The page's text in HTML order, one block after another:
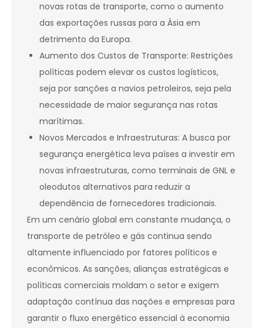
novas rotas de transporte, como o aumento
das exportações russas para a Ásia em
detrimento da Europa.
Aumento dos Custos de Transporte: Restrições
políticas podem elevar os custos logísticos,
seja por sanções a navios petroleiros, seja pela
necessidade de maior segurança nas rotas
marítimas.
Novos Mercados e Infraestruturas: A busca por
segurança energética leva países a investir em
novas infraestruturas, como terminais de GNL e
oleodutos alternativos para reduzir a
dependência de fornecedores tradicionais.
Em um cenário global em constante mudança, o
transporte de petróleo e gás continua sendo
altamente influenciado por fatores políticos e
econômicos. As sanções, alianças estratégicas e
políticas comerciais moldam o setor e exigem
adaptação contínua das nações e empresas para
garantir o fluxo energético essencial à economia